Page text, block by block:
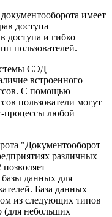
имеет
доступа
доступа и гибко
пользователей.
СЭД
встроенного
С помощью
пользователи могут
процессы любой
"Документооборот
различных
данных для
База данных
из следующих типов
(для небольших